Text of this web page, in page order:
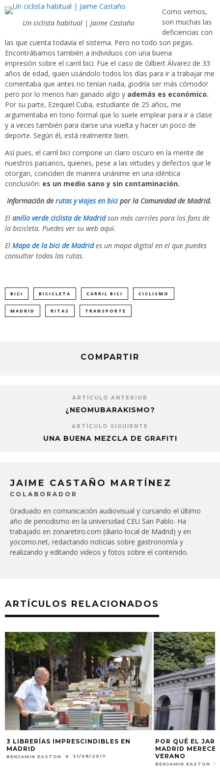
Un ciclista habitual | Jaime Castaño
Como vemos,
son muchas las
deficiencias con
las que cuenta todavía el sistema. Pero no todo son pegas.
Encontrábamos también a individuos con una buena
impresión sobre el carril bici. Fue el caso de Gilbert Álvarez de 33
años de edad, quien usándolo todos los días para ir a trabajar me
comentaba que antes no tenían nada, ¡podría ser más cómodo!
pero por lo menos han ganado algo y además es económico.
Por su parte, Ezequiel Cuba, estudiante de 25 años, me
argumentaba en tono formal que lo suele emplear para ir a clase
y a veces también para darse una vuelta y hacer un poco de
deporte. Según él, está realmente bien.
Así pues, el carril bici compone un claro oscuro en la mente de
nuestros paisanos, quienes, pese a las virtudes y defectos que le
otorgan, coinciden de manera unánime en una idéntica
conclusión: es un medio sano y sin contaminación.
Información de rutas y viajes en bicipor la Comunidad de Madrid.
El anillo verde ciclista de Madrid son más carriles para los fans de
la bicicleta. Puedes ver su web aquí.
El Mapa de la bici de Madrid es un mapa digital en el que puedes
consultar todas las rutas.
BICI BICICLETA CARRIL BICI CICLISMO
MADRID RITAS TRANSPORTE
COMPARTIR
ARTÍCULO ANTERIOR
¿NEOMUBARAKISMO?
ARTÍCULO SIGUIENTE
UNA BUENA MEZCLA DE GRAFITI
JAIME CASTAÑO MARTÍNEZ
COLABORADOR
Graduado en comunicación audiovisual y cursando el último
año de periodismo en la universidad CEU San Pablo. Ha
trabajado en zonaretiro.com (diario local de Madrid) y en
yocomo.net, redactando noticias sobre gastronomía y
realizando y editando videos y fotos sobre el contenido.
ARTÍCULOS RELACIONADOS
3 LIBRERÍAS IMPRESCINDIBLES EN
MADRID
BENJAMIN EASTON 31/08/2017
POR QUÉ EL
MADRID MERECE
VERANO
BENJAMIN EASTON